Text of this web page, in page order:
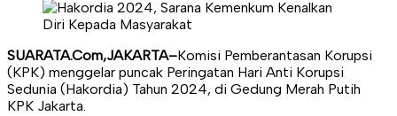
SUARATA.Com,JAKARTA–Komisi Pemberantasan Korupsi
(KPK) menggelar puncak Peringatan Hari Anti Korupsi
Sedunia (Hakordia) Tahun 2024, di Gedung Merah Putih
KPK Jakarta.